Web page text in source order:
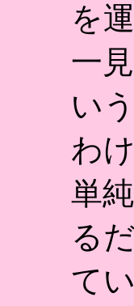
を
一
い
わ
単
る
て